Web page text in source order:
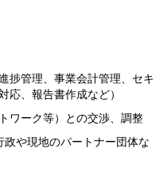
捗管理、事業会計管理、セキ
応、報告書作成など）
ワーク等）との交渉、調整
や現地のパートナー団体な